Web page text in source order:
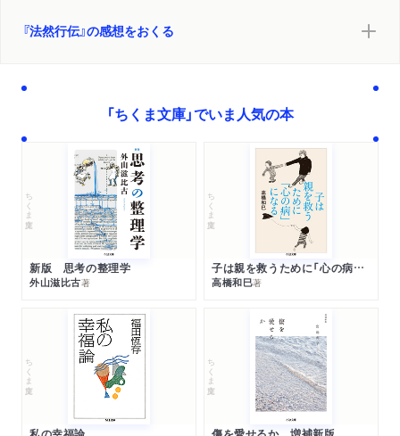
『法然行伝』の感想をおくる
「ちくま文庫」でいま人気の本
ちくま文庫
新版 思考の整理学
外山滋比古著
ちくま文庫
子は親を救うために「心の病」になる
高橋和巳著
ちくま文庫 ちくま文庫